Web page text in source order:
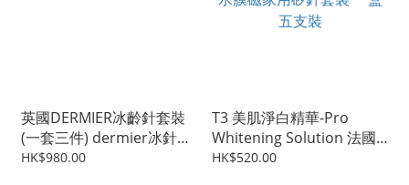
英國DERMIER冰齡針套裝
(一套三件) dermier冰針
(會員請登入後購買)
HK$980.00
T3 美肌淨白精華-Pro
Whitening Solution 法國
LIPODERMIS - Click & Mix
HK$520.00